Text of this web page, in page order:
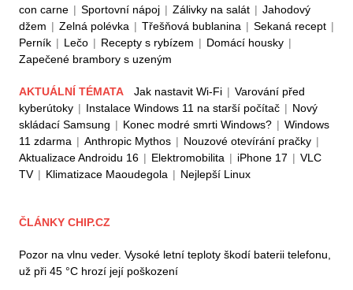
con carne | Sportovní nápoj | Zálivky na salát | Jahodový
džem | Zelná polévka | Třešňová bublanina | Sekaná recept |
Perník | Lečo | Recepty s rybízem | Domácí housky |
Zapečené brambory s uzeným
AKTUÁLNÍ TÉMATA Jak nastavit Wi-Fi | Varování před
kyberútoky | Instalace Windows 11 na starší počítač | Nový
skládací Samsung | Konec modré smrti Windows? | Windows
11 zdarma | Anthropic Mythos | Nouzové otevírání pračky |
Aktualizace Androidu 16 | Elektromobilita | iPhone 17 | VLC
TV | Klimatizace Maoudegola | Nejlepší Linux
ČLÁNKY CHIP.CZ
Pozor na vlnu veder. Vysoké letní teploty škodí baterii telefonu,
už při 45 °C hrozí její poškození